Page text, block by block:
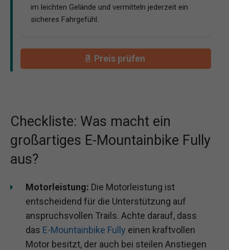
im leichten Gelände und vermitteln jederzeit ein
sicheres Fahrgefühl.
Preis prüfen
Checkliste: Was macht ein
großartiges E-Mountainbike Fully
aus?
Motorleistung: Die Motorleistung ist
entscheidend für die Unterstützung auf
anspruchsvollen Trails. Achte darauf, dass
das E-Mountainbike Fully einen kraftvollen
Motor besitzt, der auch bei steilen Anstiegen